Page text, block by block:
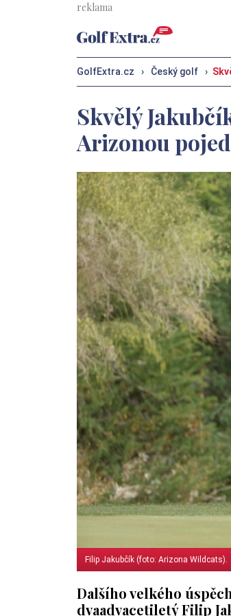
GolfExtra.cz › Český golf ›
Skvělý
Arizonou
Filip Jakubčík (foto: Arizona Wildcats).
Dalšího velkého
dvaadvacetiletý Filip